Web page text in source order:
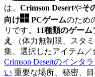
は、 Crimson Desertやそ
向け
PCゲームのため
リです。 11種類のゲー
え
（体力無制限、スタ
集、選択したアイテム／
Crimson Desertのインタ
い 重要な場所、秘密、